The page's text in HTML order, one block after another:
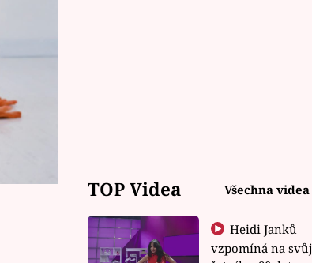
TOP Videa Všechna videa
Heidi Janků
vzpomíná na svůj